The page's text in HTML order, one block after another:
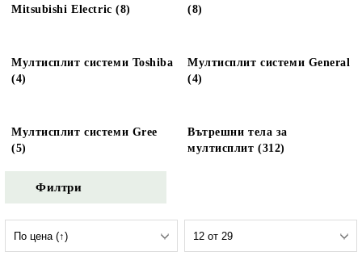
Mitsubishi Electric (8)
(8)
Мултисплит системи Toshiba
(4)
Мултисплит системи General
(4)
Мултисплит системи Gree
(5)
Вътрешни тела за
мултисплит (312)
Филтри